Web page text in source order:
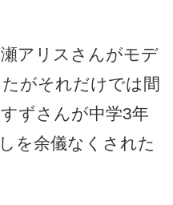
アリスさんがモデ
がそれだけでは間
ずさんが中学3年
を余儀なくされた